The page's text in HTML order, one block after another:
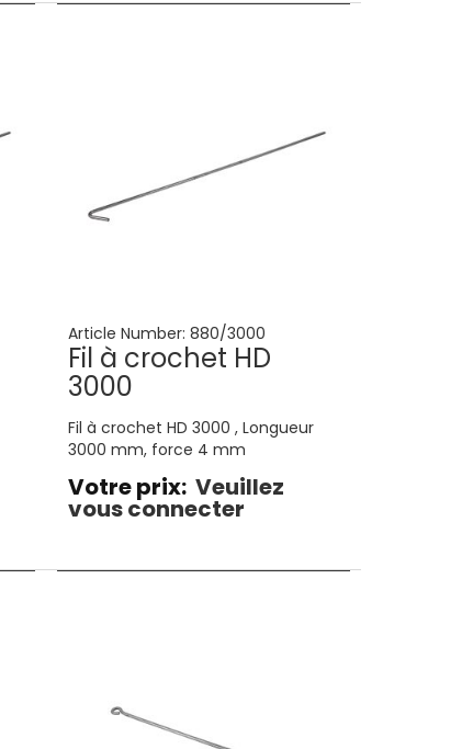
Article Number: 880/3000
Fil à crochet HD
3000
Fil à crochet HD 3000 , Longueur
3000 mm, force 4 mm
Votre prix: Veuillez
vous connecter